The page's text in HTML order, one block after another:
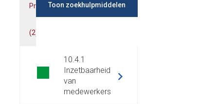
Toon zoekhulpmiddelen
Prestaties
(2)
Indicatoren
10.4.1
Inzetbaarheid
van
medewerkers